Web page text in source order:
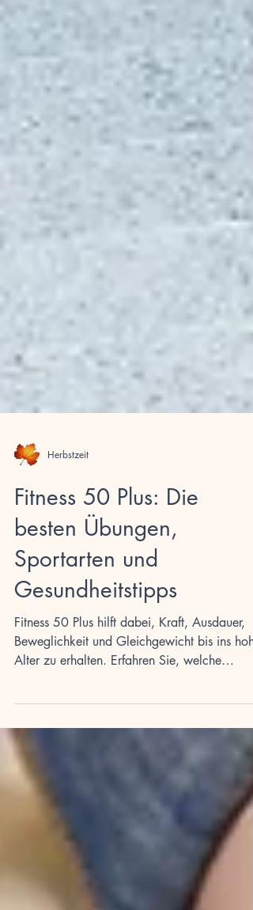
Herbstzeit
Fitness 50 Plus: Die
besten Übungen,
Sportarten und
Gesundheitstipps
Fitness 50 Plus hilft dabei, Kraft, Ausdauer,
Alter zu erhalten. Erfahren Sie, welche
Sportarten, Übungen und Ernährungstipps
wirklich sinnvoll sind und wie Sie aktiv,
und selbstständig bleiben.